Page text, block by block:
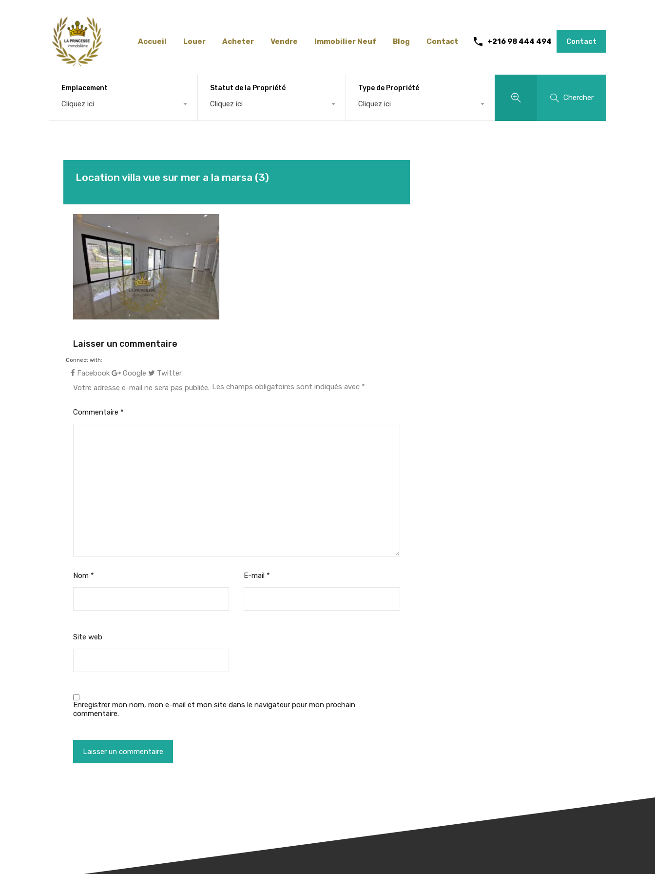
Accueil Louer Acheter Vendre Immobilier Neuf Blog Contact +216 98 444 494 Contact
Emplacement
Cliquez ici
Statut de la Propriété
Cliquez ici
Type de Propriété
Cliquez ici
Chercher
Location villa vue sur mer a la marsa (3)
Laisser un commentaire
Connect with:
Facebook Google
Twitter
Votre adresse e-mail ne sera pas publiée. Les champs obligatoires sont indiqués avec *
Commentaire *
Nom * E-mail *
Site web
Enregistrer mon nom, mon e-mail et mon site dans le navigateur pour mon prochain
commentaire.